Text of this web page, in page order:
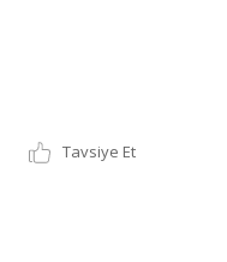
Tavsiye Et